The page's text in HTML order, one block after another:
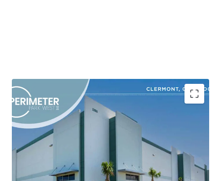
Shovel-Ready Class A Industrial Development in a
High-Growth Corridor
Market-Driven Site Plan Designed to Capture
Robust Tenant Demand
Superior Product in an Obsolete Inventory